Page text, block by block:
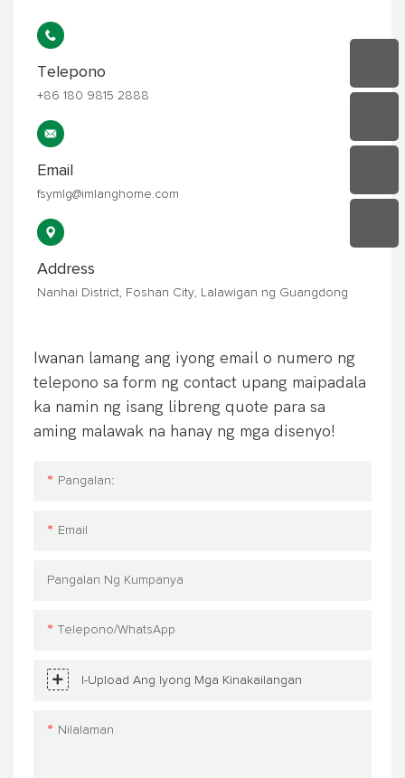
Telepono
+86 180 9815 2888
Email
fsymlg@imlanghome.com
Address
Nanhai District, Foshan City, Lalawigan ng Guangdong
Iwanan lamang ang iyong email o numero ng
telepono sa form ng contact upang maipadala
ka namin ng isang libreng quote para sa
aming malawak na hanay ng mga disenyo!
Pangalan:
Email
Pangalan Ng Kumpanya
Telepono/WhatsApp
I-Upload Ang Iyong Mga Kinakailangan
Nilalaman